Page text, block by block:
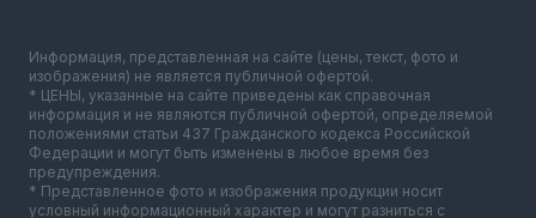
Информация, представленная на сайте (цены, текст, фото и
изображения) не является публичной офертой.
* ЦЕНЫ, указанные на сайте приведены как справочная
информация и не являются публичной офертой, определяемой
положениями статьи 437 Гражданского кодекса Российской
Федерации и могут быть изменены в любое время без
предупреждения.
* Представленное фото и изображения продукции носит
условный информационный характер и могут разниться с